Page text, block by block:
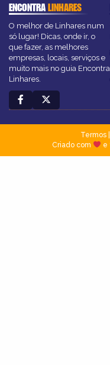
ENCONTRALINHARES
O melhor de Linhares num
só lugar! Dicas, onde ir, o
que fazer, as melhores
empresas, locais, serviços e
muito mais no guia Encontra
Linhares.
Termos|
Criado com
e